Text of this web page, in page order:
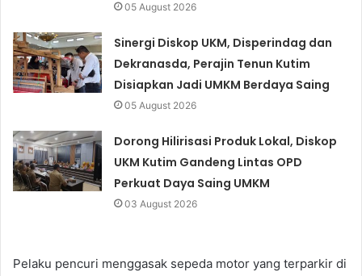
05 August 2026
Sinergi Diskop UKM, Disperindag dan
Dekranasda, Perajin Tenun Kutim
Disiapkan Jadi UMKM Berdaya Saing
05 August 2026
Dorong Hilirisasi Produk Lokal, Diskop
UKM Kutim Gandeng Lintas OPD
Perkuat Daya Saing UMKM
03 August 2026
Pelaku pencuri menggasak sepeda motor yang terparkir di